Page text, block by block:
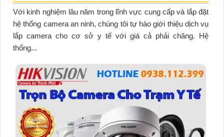
Với kinh nghiệm lâu năm trong lĩnh vực cung cấp và lắp đặt
hệ thống camera an ninh, chúng tôi tự hào giới thiệu dịch vụ
lắp camera cho cơ sở y tế với giá cả phải chăng. Hệ
thống...